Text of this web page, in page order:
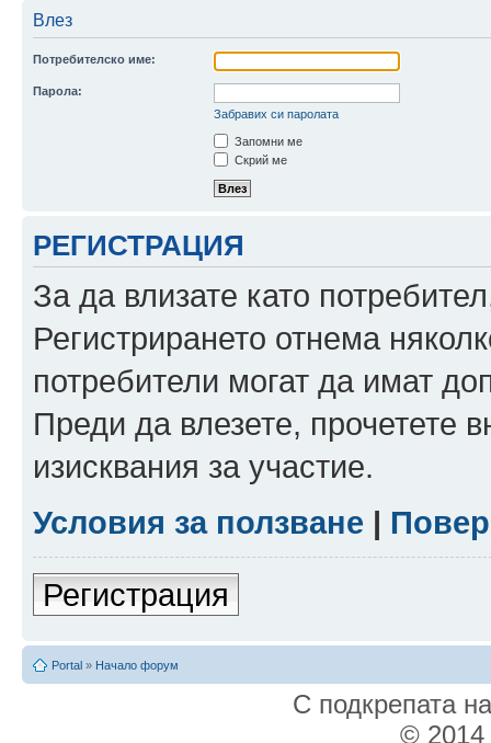
Влез
Потребителско име:
Парола:
Забравих си паролата
Запомни ме
Скрий ме
РЕГИСТРАЦИЯ
За да влизате като
Регистрирането отнема
потребители могат да имат
Преди да влезете, прочетете
изисквания за участие.
Условия за ползване |
Регистрация
Portal » Начало форум
С подкрепата
© 2014